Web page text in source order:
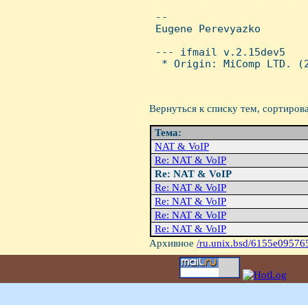
--
Eugene Perevyazko
--- ifmail v.2.15dev5
* Origin: MiComp LTD.
Вернуться к списку тем,
Тема:
NAT & VoIP
Re: NAT & VoIP
Re: NAT & VoIP
Re: NAT & VoIP
Re: NAT & VoIP
Re: NAT & VoIP
Re: NAT & VoIP
Архивное /ru.unix.bsd/